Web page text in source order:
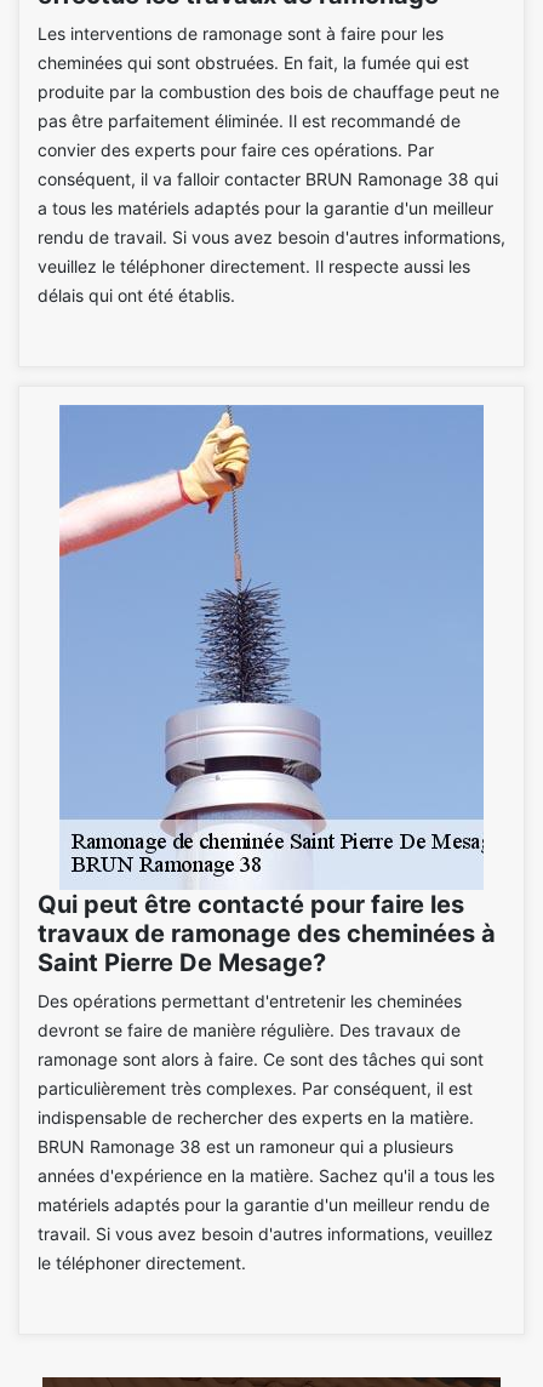
Les interventions de ramonage sont à faire pour les
cheminées qui sont obstruées. En fait, la fumée qui est
produite par la combustion des bois de chauffage peut ne
pas être parfaitement éliminée. Il est recommandé de
convier des experts pour faire ces opérations. Par
conséquent, il va falloir contacter BRUN Ramonage 38 qui
a tous les matériels adaptés pour la garantie d'un meilleur
rendu de travail. Si vous avez besoin d'autres informations,
veuillez le téléphoner directement. Il respecte aussi les
délais qui ont été établis.
Qui peut être contacté pour faire les
travaux de ramonage des cheminées à
Saint Pierre De Mesage?
Des opérations permettant d'entretenir les cheminées
devront se faire de manière régulière. Des travaux de
ramonage sont alors à faire. Ce sont des tâches qui sont
particulièrement très complexes. Par conséquent, il est
indispensable de rechercher des experts en la matière.
BRUN Ramonage 38 est un ramoneur qui a plusieurs
années d'expérience en la matière. Sachez qu'il a tous les
matériels adaptés pour la garantie d'un meilleur rendu de
travail. Si vous avez besoin d'autres informations, veuillez
le téléphoner directement.